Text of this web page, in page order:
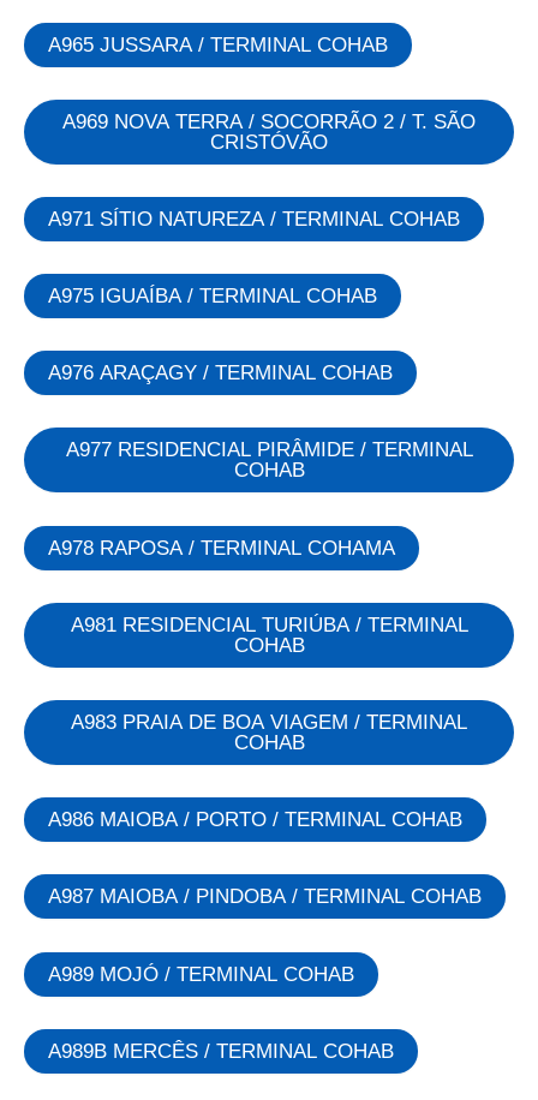
A965 JUSSARA / TERMINAL COHAB
A969 NOVA TERRA / SOCORRÃO 2 / T. SÃO
CRISTÓVÃO
A971 SÍTIO NATUREZA / TERMINAL COHAB
A975 IGUAÍBA / TERMINAL COHAB
A976 ARAÇAGY / TERMINAL COHAB
A977 RESIDENCIAL PIRÂMIDE / TERMINAL
COHAB
A978 RAPOSA / TERMINAL COHAMA
A981 RESIDENCIAL TURIÚBA / TERMINAL
COHAB
A983 PRAIA DE BOA VIAGEM / TERMINAL
COHAB
A986 MAIOBA / PORTO / TERMINAL COHAB
A987 MAIOBA / PINDOBA / TERMINAL COHAB
A989 MOJÓ / TERMINAL COHAB
A989B MERCÊS / TERMINAL COHAB